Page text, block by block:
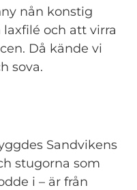
nån konstig
och att virra
Då kände vi
sova.
Sandvikens
stugorna som
i – är från